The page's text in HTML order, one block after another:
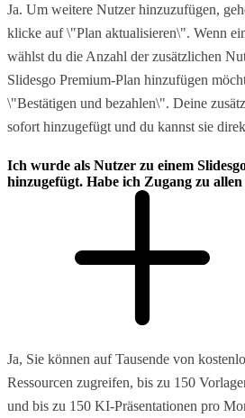
Ja. Um weitere Nutzer hinzuzufügen,
klicke auf \"Plan aktualisieren\". Wenn
wählst du die Anzahl der zusätzlichen
Slidesgo Premium-Plan hinzufügen
\"Bestätigen und bezahlen\". Deine
sofort hinzugefügt und du kannst sie
Ich wurde als Nutzer zu einem
hinzugefügt. Habe ich Zugang zu
Ja, Sie können auf Tausende von
Ressourcen zugreifen, bis zu 150
und bis zu 150 KI-Präsentationen pro